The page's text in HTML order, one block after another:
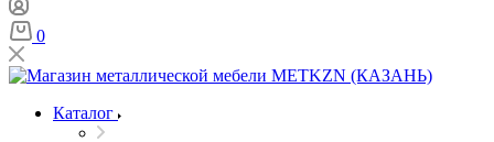
0
Каталог